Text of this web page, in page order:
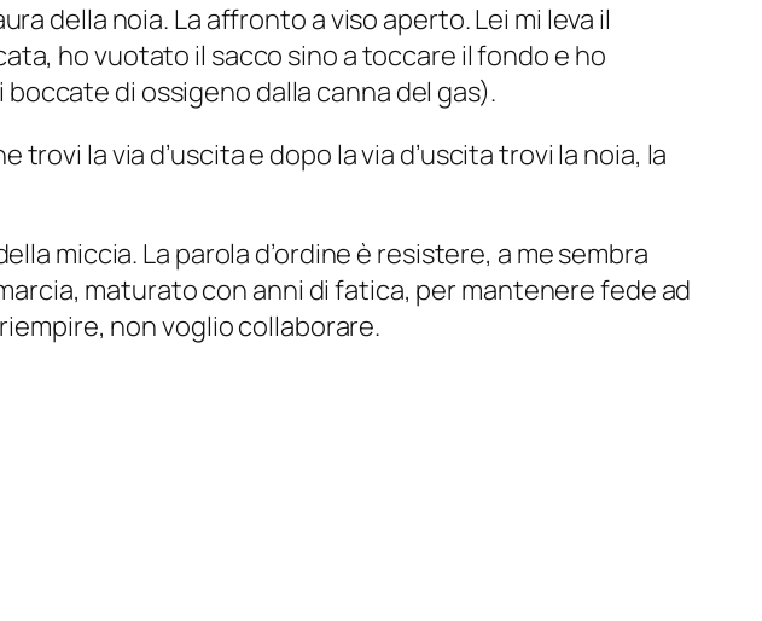
della noia. La affronto a viso aperto. Lei mi leva il
ho vuotato il sacco sino a toccare il fondo e ho
di ossigeno dalla canna del gas).
la via d’uscita e dopo la via d’uscita trovi la noia, la
miccia. La parola d’ordine è resistere, a me sembra
, maturato con anni di fatica, per mantenere fede ad
non voglio collaborare.